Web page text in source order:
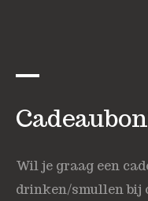
Wil je graag een
drinken/smullen bij